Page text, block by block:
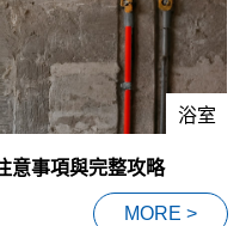
浴室
意事項與完整攻略
MORE >